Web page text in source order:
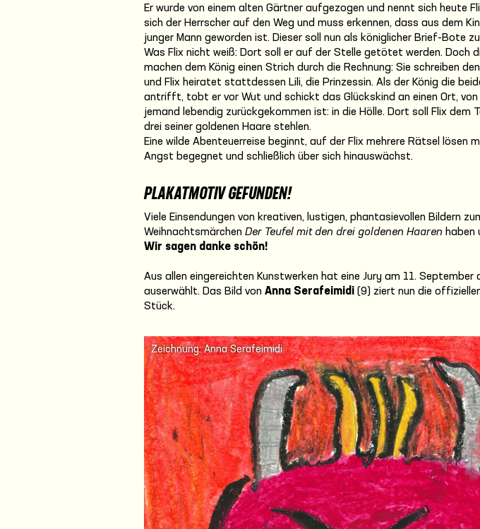
Er wurde von einem alten Gärtner aufgezogen und nennt sich heute
sich der Herrscher auf den Weg und muss erkennen, dass aus dem
junger Mann geworden ist. Dieser soll nun als königlicher Brief-Bote
Was Flix nicht weiß: Dort soll er auf der Stelle getötet werden. Doch
machen dem König einen Strich durch die Rechnung: Sie schreiben
und Flix heiratet stattdessen Lili, die Prinzessin. Als der König die
antrifft, tobt er vor Wut und schickt das Glückskind an einen Ort, von
jemand lebendig zurückgekommen ist: in die Hölle. Dort soll Flix dem
drei seiner goldenen Haare stehlen.
Eine wilde Abenteuerreise beginnt, auf der Flix mehrere Rätsel lösen
Angst begegnet und schließlich über sich hinauswächst.
PLAKATMOTIV GEFUNDEN!
Viele Einsendungen von kreativen, lustigen, phantasievollen Bildern
Weihnachtsmärchen Der Teufel mit den drei goldenen Haaren haben
Wir sagen danke schön!
Aus allen eingereichten Kunstwerken hat eine Jury am 11. September
auserwählt. Das Bild von Anna Serafeimidi (9) ziert nun die
Stück.
Zeichnung: Anna Serafeimidi